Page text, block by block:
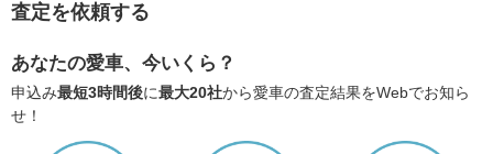
査定を依頼する
あなたの愛車、今いくら？
申込み最短3時間後に最大20社から愛車の査定結果をWebでお知ら
せ！